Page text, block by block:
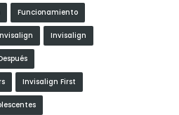
Funcionamiento
Invisalign
Invisalign First